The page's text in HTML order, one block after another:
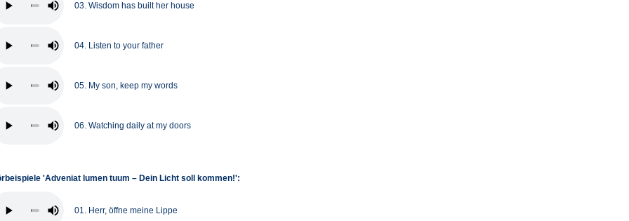
03. Wisdom has built her house
04. Listen to your father
05. My son, keep my words
06. Watching daily at my doors
'Adveniat lumen tuum – Dein Licht soll kommen!':
01. Herr, öffne meine Lippe